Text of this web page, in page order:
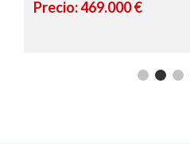
Precio: 469.000 €